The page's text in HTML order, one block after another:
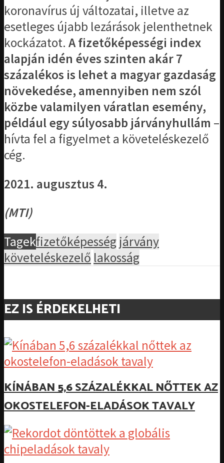
koronavírus új változatai, illetve az
esetleges újabb lezárások jelenthetnek
kockázatot. A fizetőképességi index
alapján idén éves szinten akár 7
százalékos is lehet a magyar gazdaság
növekedése, amennyiben nem szól
közbe valamilyen váratlan esemény,
például egy súlyosabb járványhullám –
hívta fel a figyelmet a követeléskezelő
cég.
2021. augusztus 4.
(MTI)
Tagekfizetőképesség járvány
követeléskezelő lakosság
EZ IS ÉRDEKELHETI
KÍNÁBAN 5,6 SZÁZALÉKKAL NŐTTEK AZ
OKOSTELEFON-ELADÁSOK TAVALY